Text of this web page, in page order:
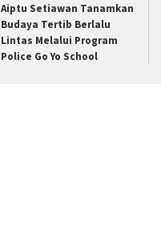
Aiptu Setiawan Tanamkan
Budaya Tertib Berlalu
Lintas Melalui Program
Police Go Yo School